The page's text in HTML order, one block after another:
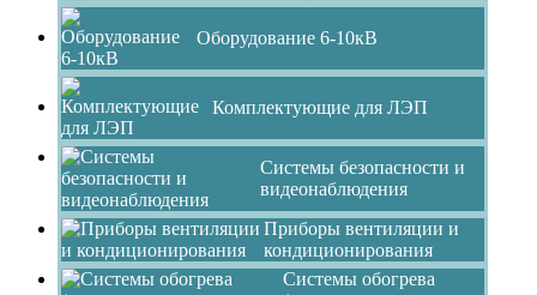
Оборудование 6-10кВ
Комплектующие для ЛЭП
Системы безопасности и
видеонаблюдения
Приборы вентиляции и
кондиционирования
Системы обогрева